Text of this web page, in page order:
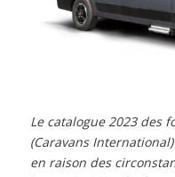
Le catalogue 2023 des
(Caravans
en raison des